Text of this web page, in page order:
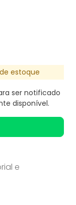
estoque
ser notificado
disponível.
e